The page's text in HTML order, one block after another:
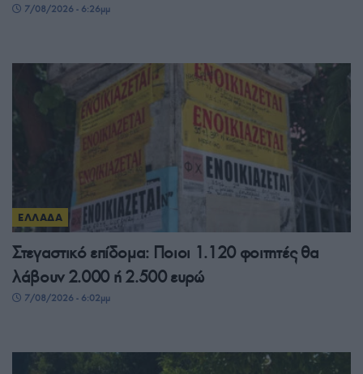
7/08/2026 - 6:26μμ
ΕΛΛΑΔΑ
Στεγαστικό επίδομα: Ποιοι 1.120 φοιτητές θα
λάβουν 2.000 ή 2.500 ευρώ
7/08/2026 - 6:02μμ